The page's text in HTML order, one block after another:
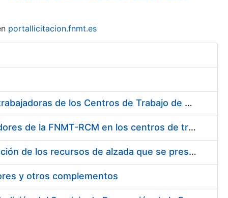
portallicitacion.fnmt.es
Suministro de Protectores Auditivos a medida para las personas trabajadoras de los Centros de Trabajo de Madrid y Burgos
Suministro de gafas graduadas antiproyecciones para los trabajadores de la FNMT-RCM en los centros de trabajo de Madrid y Burgos
Servicios de una empresa externa para el asesoramiento y resolución de los recursos de alzada que se presentan relacionados con procesos de selección para la FNMT-RCM
y otros complementos